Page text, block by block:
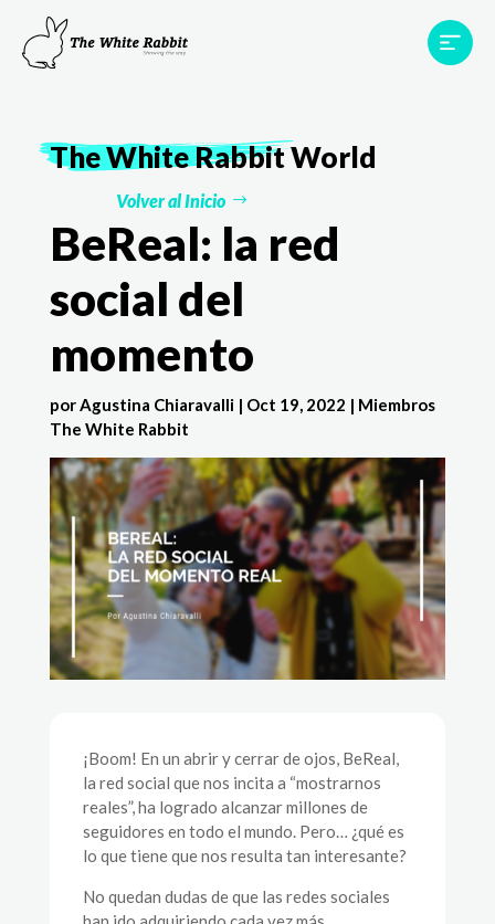
Proyectos
Testimonios
TWR World
The White RabbitWorld
Volver al Inicio
BeReal: la red
social del
momento
porAgustina Chiaravalli| Oct 19, 2022 | Miembros
The White Rabbit
¡Boom! En un abrir y cerrar de ojos, BeReal,
la red social que nos incita a “mostrarnos
reales”, ha logrado alcanzar millones de
seguidores en todo el mundo. Pero… ¿qué es
lo que tiene que nos resulta tan interesante?
No quedan dudas de que las redes sociales